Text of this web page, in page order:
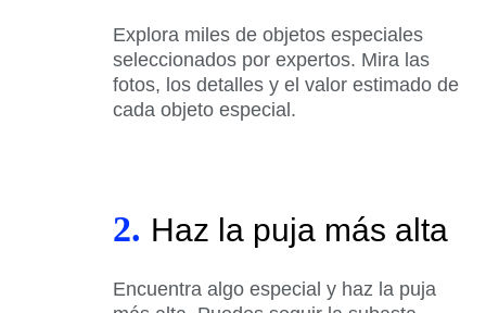
Explora miles de objetos especiales
seleccionados por expertos. Mira las
fotos, los detalles y el valor estimado de
cada objeto especial.
2. Haz la puja más alta
Encuentra algo especial y haz la puja